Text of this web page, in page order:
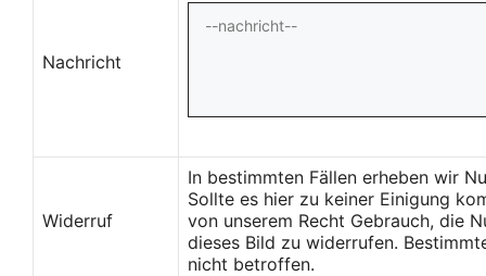
Nachricht
Widerruf
In bestimmten Fällen erheben wir
Sollte es hier zu keiner Einigung
von unserem Recht Gebrauch, die
dieses Bild zu widerrufen.
nicht betroffen.